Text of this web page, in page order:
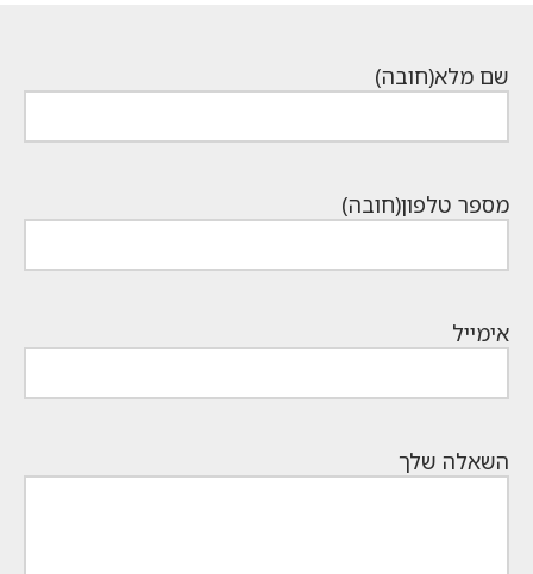
שם מלא(חובה)
מספר טלפון(חובה)
אימייל
השאלה שלך